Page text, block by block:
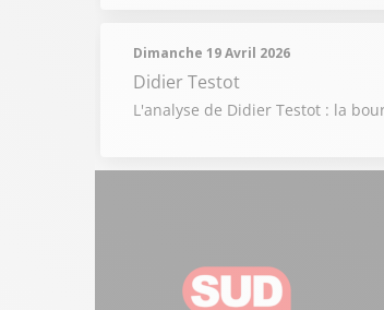
Dimanche 19 Avril 2026
Didier Testot
L'analyse de Didier Testot : la